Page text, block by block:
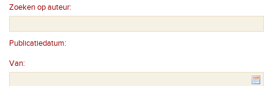
Zoeken op auteur:
Publicatiedatum:
Van: